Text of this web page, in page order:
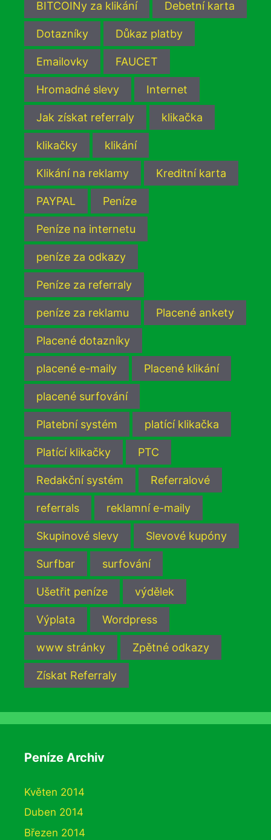
BITCOINy za klikání Debetní karta
Dotazníky Důkaz platby
Emailovky FAUCET
Hromadné slevy Internet
Jak získat referraly klikačka
klikačky klikání
Klikání na reklamy Kreditní karta
PAYPAL Peníze
Peníze na internetu
peníze za odkazy
Peníze za referraly
peníze za reklamu Placené ankety
Placené dotazníky
placené e-maily Placené klikání
placené surfování
Platební systém platící klikačka
Platící klikačky PTC
Redakční systém Referralové
referrals reklamní e-maily
Skupinové slevy Slevové kupóny
Surfbar surfování
Ušetřit peníze výdělek
Výplata Wordpress
www stránky Zpětné odkazy
Získat Referraly
Peníze Archiv
Květen 2014
Duben 2014
Březen 2014